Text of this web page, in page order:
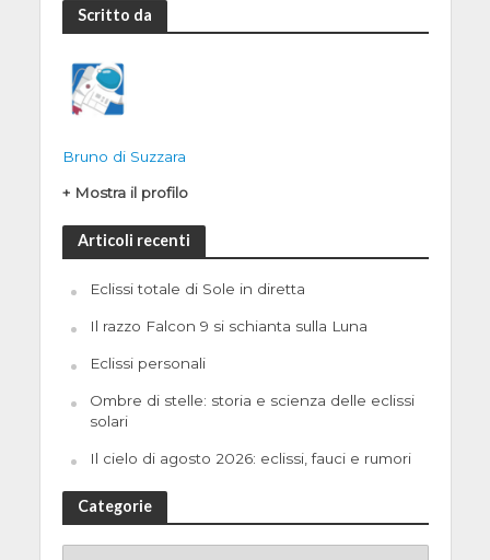
Scritto da
Bruno di Suzzara
+ Mostra il profilo
Articoli recenti
Eclissi totale di Sole in diretta
Il razzo Falcon 9 si schianta sulla Luna
Eclissi personali
Ombre di stelle: storia e scienza delle eclissi
solari
Il cielo di agosto 2026: eclissi, fauci e rumori
Categorie